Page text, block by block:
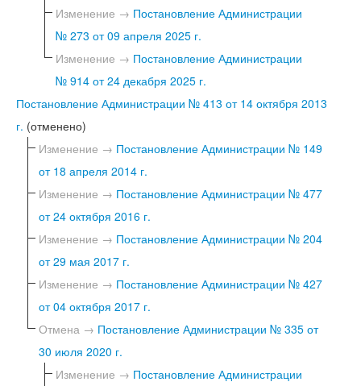
Изменение → Постановление Администрации
№ 273 от 09 апреля 2025 г.
Изменение → Постановление Администрации
№ 914 от 24 декабря 2025 г.
Постановление Администрации № 413 от 14 октября 2013
г. (отменено)
Изменение → Постановление Администрации № 149
от 18 апреля 2014 г.
Изменение → Постановление Администрации № 477
от 24 октября 2016 г.
Изменение → Постановление Администрации № 204
от 29 мая 2017 г.
Изменение → Постановление Администрации № 427
от 04 октября 2017 г.
Отмена → Постановление Администрации № 335 от
30 июля 2020 г.
Изменение → Постановление Администрации